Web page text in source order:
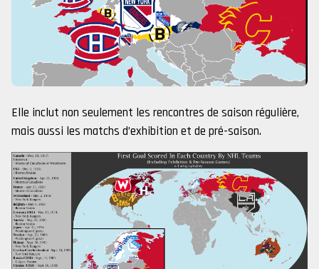
Elle inclut non seulement les rencontres de saison régulière,
mais aussi les matchs d’exhibition et de pré-saison.